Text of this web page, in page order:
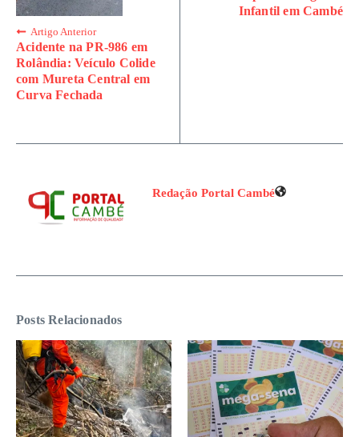
Artigo Anterior
Acidente na PR-986 em
Rolândia: Veículo Colide
com Mureta Central em
Curva Fechada
Infantil em Cambé
Redação Portal Cambé
Posts Relacionados